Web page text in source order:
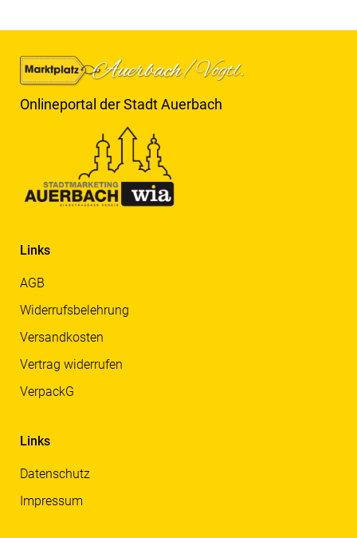
Onlineportal der Stadt Auerbach
Links
AGB
Widerrufsbelehrung
Versandkosten
Vertrag widerrufen
VerpackG
Links
Datenschutz
Impressum